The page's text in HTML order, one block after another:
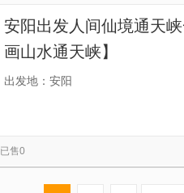
安阳出发人间仙境通天
画山水通天峡】
出发地：安阳
已售0